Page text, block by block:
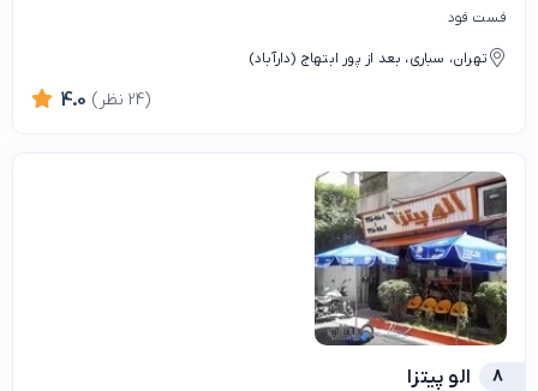
فست فود
تهران، سباری، بعد از پور ابتهاج (دارآباد)
4.0 (24 نظر)
8 الو پیتزا